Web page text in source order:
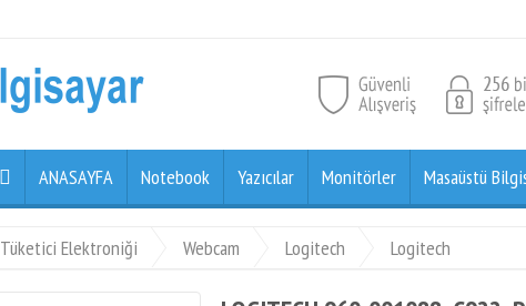
ANASAYFA Notebook Yazıcılar Monitörler Masaüstü
Tüketici Elektroniği Webcam Logitech Logitech